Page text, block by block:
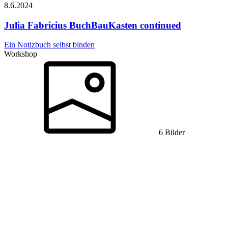
8.6.2024
Julia Fabricius BuchBauKasten continued
Ein Notizbuch selbst binden
Workshop
6 Bilder